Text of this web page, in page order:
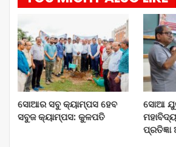
ସୋଆର ସବୁ କ୍ୟାମ୍ପସ ହେବ
ସବୁଜ କ୍ୟାମ୍ପସ: କୁଳପତି
ସୋଆ
ପ୍ରତିଜ୍ଞା